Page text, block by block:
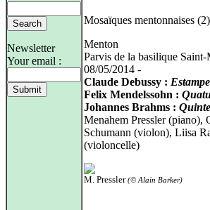
Newsletter
Your email :
Mosaïques mentonnaises (2)
Menton
Parvis de la basilique
08/05/2014 -
Claude Debussy :
Felix Mendelssohn :
Johannes Brahms :
Menahem Pressler (piano),
Schumann (violon), Liisa
(violoncelle)
M. Pressler(© Alain Barker)